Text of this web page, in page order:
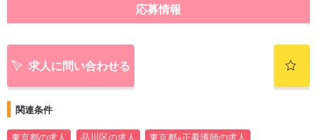
応募情報
求人に問い合わせる
関連条件
東京都の求人 品川区の求人
東京都×正看護師の求人